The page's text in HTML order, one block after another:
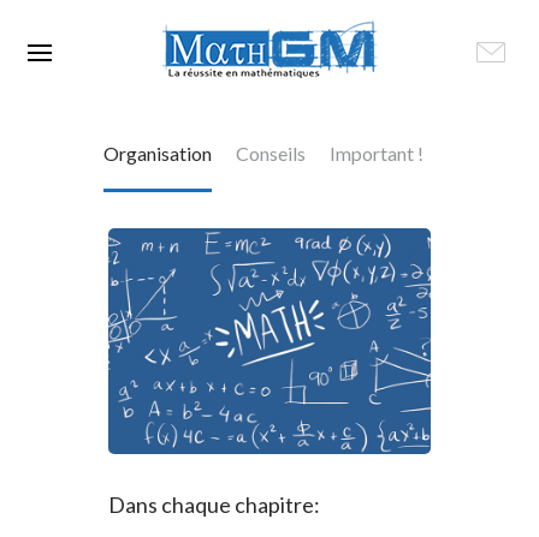
Organisation Conseils Important !
Dans chaque chapitre: